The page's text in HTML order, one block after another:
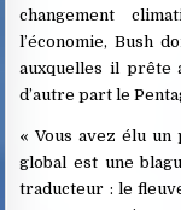
changement
l’économie, Bush
auxquelles il prête
d’autre part le
« Vous avez élu
global est une
traducteur : le